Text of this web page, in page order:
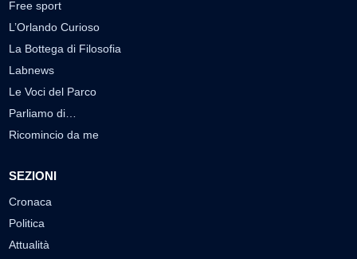
Free sport
L’Orlando Curioso
La Bottega di Filosofia
Labnews
Le Voci del Parco
Parliamo di…
Ricomincio da me
SEZIONI
Cronaca
Politica
Attualità